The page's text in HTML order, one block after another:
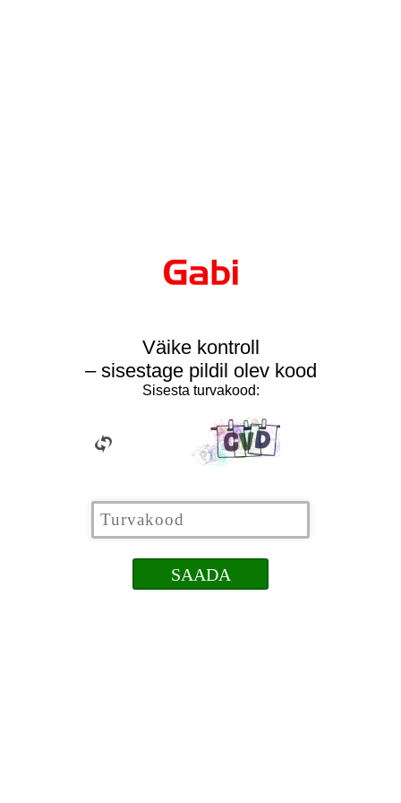
Väike kontroll
– sisestage pildil olev kood
Sisesta turvakood: